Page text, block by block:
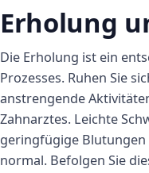
Erholung
Die Erholung ist ein
Prozesses. Ruhen Sie
anstrengende
Zahnarztes. Leichte
geringfügige Blutungen
normal. Befolgen Sie